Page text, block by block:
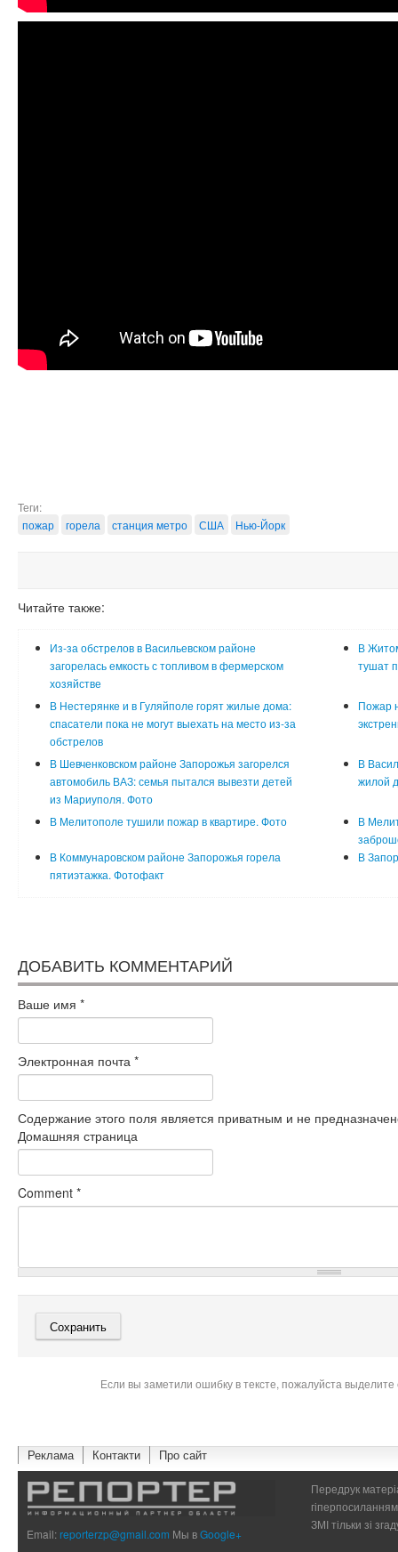
Теги:
пожар
горела станция метро США Нью-Йорк
Читайте также:
Из-за обстрелов в Васильевском районе
загорелась емкость с топливом в фермерском
хозяйстве
В
тушат
В Нестерянке и в Гуляйполе горят жилые дома:
спасатели пока не могут выехать на место из-за
обстрелов
Пожар
В Шевченковском районе Запорожья загорелся
автомобиль ВАЗ: семья пытался вывезти детей
из Мариуполя. Фото
В
жилой
В Мелитополе тушили пожар в квартире. Фото
В
В Коммунаровском районе Запорожья горела
пятиэтажка. Фотофакт
В
ДОБАВИТЬ КОММЕНТАРИЙ
Ваше имя *
Электронная почта *
Содержание этого поля является приватным и не
Домашняя страница
Comment *
Если вы заметили ошибку в тексте, пожалуйста
Реклама Контакти Про сайт
Email:reporterzp@gmail.com Мы вGoogle+
Передрук
ЗМІ тільки зі